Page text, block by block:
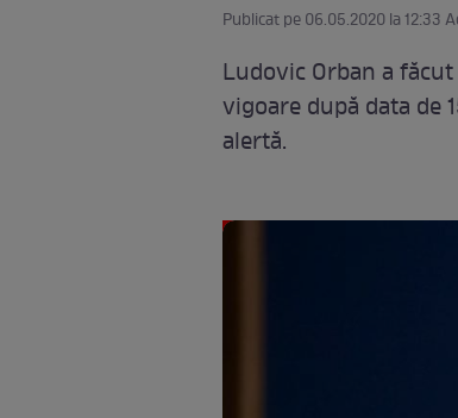
Publicat pe 06.05.2020 la 12:33
Ludovic Orban a
vigoare după data de
alertă.